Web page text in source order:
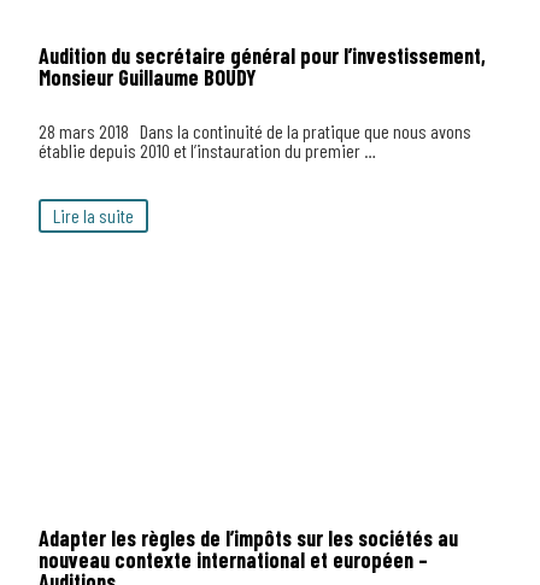
Audition du secrétaire général pour l’investissement,
Monsieur Guillaume BOUDY
28 mars 2018 Dans la continuité de la pratique que nous avons
établie depuis 2010 et l’instauration du premier …
Lire la suite
Adapter les règles de l’impôts sur les sociétés au
nouveau contexte international et européen –